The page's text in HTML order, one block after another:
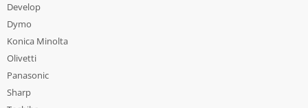
Develop
Dymo
Konica Minolta
Olivetti
Panasonic
Sharp